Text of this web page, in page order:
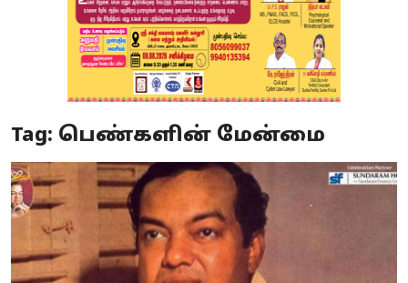
Special Story
Business
Crime
Tag: பெண்களின் மேன்மை